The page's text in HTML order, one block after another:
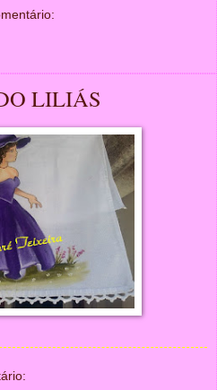
LILIÁS